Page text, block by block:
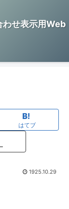
わせ表示用Web
はてブ
1925.10.29